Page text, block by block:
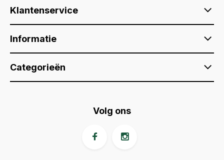
Klantenservice
Informatie
Categorieën
Volg ons